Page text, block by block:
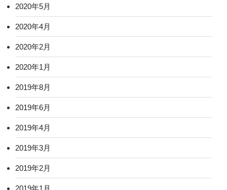
2020年5月
2020年4月
2020年2月
2020年1月
2019年8月
2019年6月
2019年4月
2019年3月
2019年2月
2019年1月